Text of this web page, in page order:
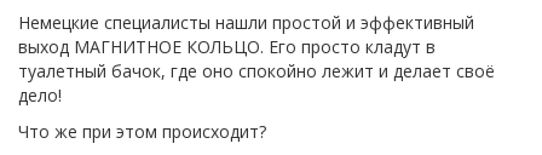
Немецкие специалисты нашли простой и эффективный
выход МАГНИТНОЕ КОЛЬЦО. Его просто кладут в
туалетный бачок, где оно спокойно лежит и делает своё
дело!
Что же при этом происходит?